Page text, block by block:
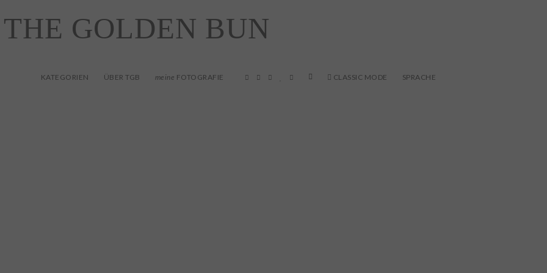
THE GOLDEN BUN
KATEGORIEN ÜBER TGB meine FOTOGRAFIE CLASSIC MODE SPRACHE